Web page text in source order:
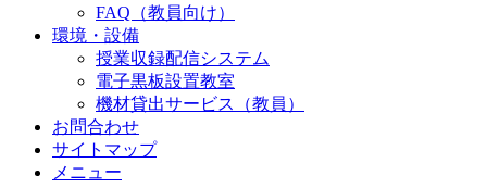
FAQ（教員向け）
環境・設備
授業収録配信システム
電子黒板設置教室
機材貸出サービス（教員）
お問合わせ
サイトマップ
メニュー